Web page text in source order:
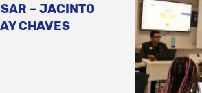
– JACINTO
CHAVES